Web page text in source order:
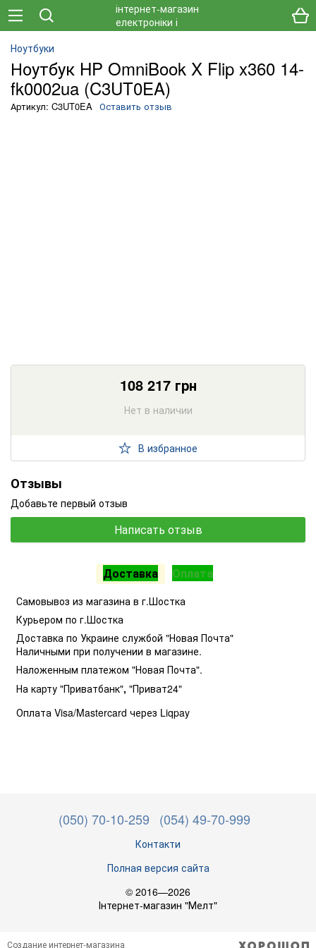
Ноутбуки
Ноутбук HP OmniBook X Flip x360 14-
fk0002ua (C3UT0EA)
Артикул: C3UT0EA Оставить отзыв
108 217грн
Нет в наличии
В избранное
Отзывы
Добавьте первый отзыв
Написать отзыв
Доставка Оплата
Самовывоз из магазина в г.Шостка
Курьером по г.Шостка
Доставка по Украине службой "Новая Почта"
Наличными при получении в магазине.
Наложенным платежом "Новая Почта".
На карту "Приватбанк", "Приват24"
Оплата Visa/Mastercard через Liqpay
(050) 70-10-259 (054) 49-70-999
Контакти
Полная версия сайта
© 2016—2026
Інтернет-магазин "Мелт"
Создание интернет-магазина